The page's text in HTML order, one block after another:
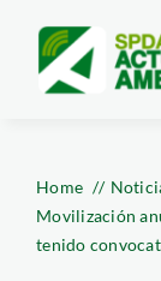
content
Home
Movilización
tenido